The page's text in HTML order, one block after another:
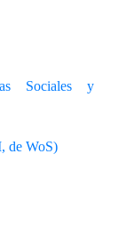
Sociales y
de WoS)